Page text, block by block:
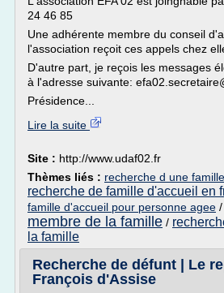
24 46 85
Une adhérente membre du conseil
l'association reçoit ces appels chez
D'autre part, je reçois les messages
à l'adresse suivante:
Présidence...
Lire la suite
Site : http://www.udaf02.fr
Thèmes liés : recherche d une
recherche de famille d'accueil en
famille d'accueil pour personne agee /
membre de la famille /
la famille
Recherche de défunt | Le
François d'Assise